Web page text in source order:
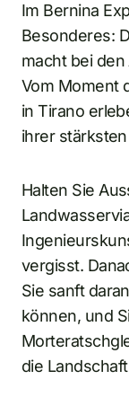
Im Bernina
Besonderes:
macht bei
Vom Moment
in Tirano
ihrer
Halten Sie
vergisst.
Sie sanft
können, und
die